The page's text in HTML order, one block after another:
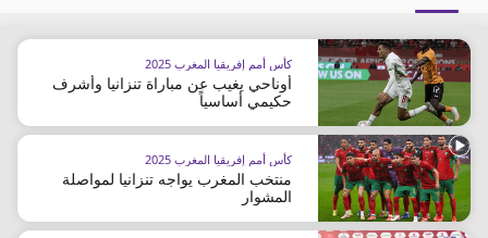
إدارة
التنبيهات
انضم
إلى
قائمة
النشرة
كأس أمم إفريقيا المغرب 2025
أوناحي يغيب عن مباراة تنزانيا وأشرف
حكيمي أساسياً
كأس أمم إفريقيا المغرب 2025
منتخب المغرب يواجه تنزانيا لمواصلة
المشوار